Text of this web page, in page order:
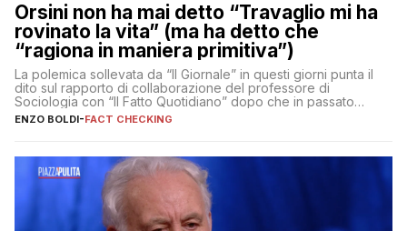
Orsini non ha mai detto “Travaglio mi ha
rovinato la vita” (ma ha detto che
“ragiona in maniera primitiva”)
La polemica sollevata da “Il Giornale” in questi giorni punta il
dito sul rapporto di collaborazione del professore di
Sociologia con “Il Fatto Quotidiano” dopo che in passato
erano volati stracci
ENZO BOLDI-FACT CHECKING